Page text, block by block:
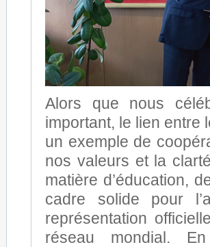
Alors que nous
important, le lien entre
un exemple de
nos valeurs et la
matière d’éducation,
cadre solide pour
représentation
réseau mondial.